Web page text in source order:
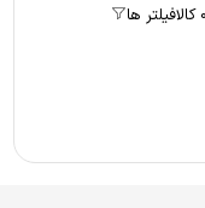
0 کالا فیلتر ها